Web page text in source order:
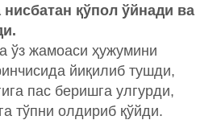
нисбатан қўпол ўйнади ва
ўз жамоаси ҳужумини
йиқилиб тушди,
пас беришга улгурди,
тўпни олдириб қўйди.